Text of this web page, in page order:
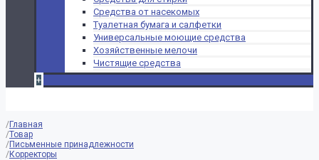
Средства от насекомых
Туалетная бумага и салфетки
Универсальные моющие средства
Хозяйственные мелочи
Чистящие средства
+
Главная
Товар
Письменные принадлежности
Корректоры